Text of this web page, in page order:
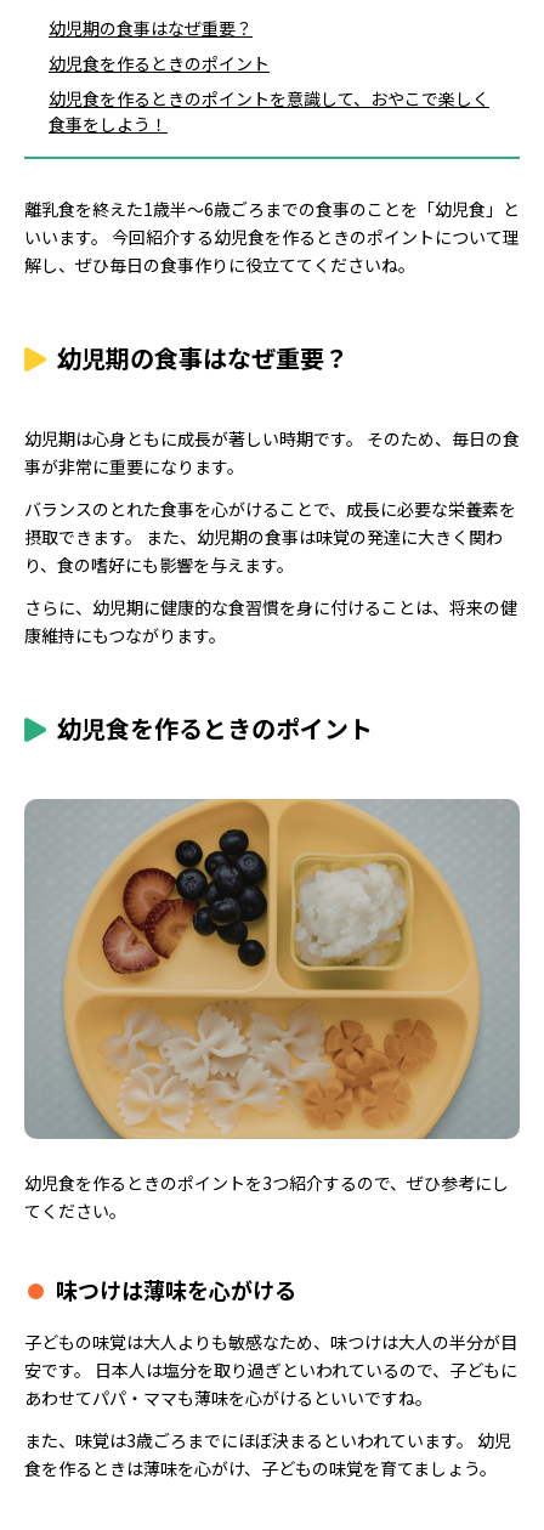
幼児期の食事はなぜ重要？
幼児食を作るときのポイント
幼児食を作るときのポイントを意識して、おやこで楽しく
食事をしよう！
離乳食を終えた1歳半〜6歳ごろまでの食事のことを「幼児食」と
いいます。 今回紹介する幼児食を作るときのポイントについて理
解し、ぜひ毎日の食事作りに役立ててくださいね。
幼児期の食事はなぜ重要？
幼児期は心身ともに成長が著しい時期です。 そのため、毎日の食
事が非常に重要になります。
バランスのとれた食事を心がけることで、成長に必要な栄養素を
摂取できます。 また、幼児期の食事は味覚の発達に大きく関わ
り、食の嗜好にも影響を与えます。
さらに、幼児期に健康的な食習慣を身に付けることは、将来の健
康維持にもつながります。
幼児食を作るときのポイント
幼児食を作るときのポイントを3つ紹介するので、ぜひ参考にし
てください。
味つけは薄味を心がける
子どもの味覚は大人よりも敏感なため、味つけは大人の半分が目
安です。 日本人は塩分を取り過ぎといわれているので、子どもに
あわせてパパ・ママも薄味を心がけるといいですね。
また、味覚は3歳ごろまでにほぼ決まるといわれています。 幼児
食を作るときは薄味を心がけ、子どもの味覚を育てましょう。